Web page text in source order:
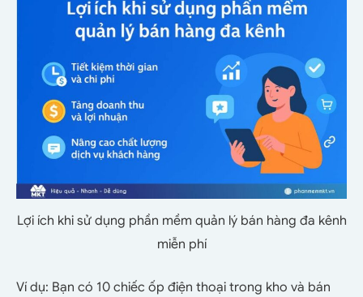
Lợi ích khi sử dụng phần mềm quản lý bán hàng đa kênh
miễn phí
Ví dụ: Bạn có 10 chiếc ốp điện thoại trong kho và bán